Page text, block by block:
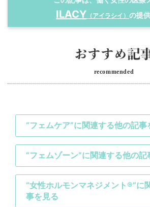
ILACY （アイラシイ） の提
recommended
“フェムケア”に関連する他の記事
“フェムゾーン”に関連する他の記
“女性ホルモンマネジメント®”に
事を見る